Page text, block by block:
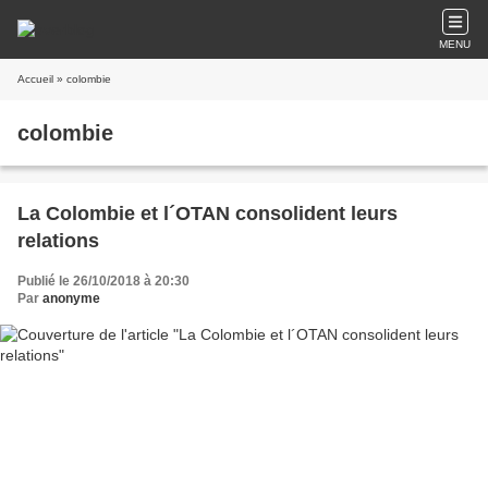
MENU
Accueil » colombie
colombie
La Colombie et l´OTAN consolident leurs
relations
Publié le 26/10/2018 à 20:30
Par anonyme